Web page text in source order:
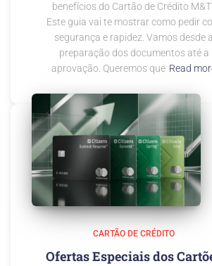
benefícios do Cartão de Crédito
Este guia vai te mostrar como pedir
segurança e rapidez. Vamos desde a
preparação dos documentos até a
aprovação. Queremos que Read
CARTÃO DE CRÉDITO
Ofertas Especiais dos